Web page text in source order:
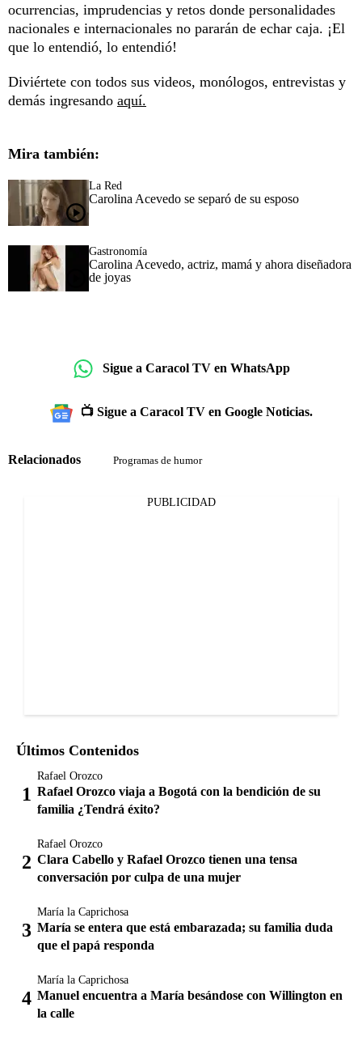
ocurrencias, imprudencias y retos donde personalidades
nacionales e internacionales no pararán de echar caja. ¡El
que lo entendió, lo entendió!
Diviértete con todos sus videos, monólogos, entrevistas y
demás ingresando aquí.
Mira también:
La Red
Carolina Acevedo se separó de su esposo
Gastronomía
Carolina Acevedo, actriz, mamá y ahora diseñadora
de joyas
Sigue a Caracol TV en WhatsApp
📺 Sigue a Caracol TV en Google Noticias.
Relacionados Programas de humor
PUBLICIDAD
Últimos Contenidos
Rafael Orozco
Rafael Orozco viaja a Bogotá con la bendición de su
familia ¿Tendrá éxito?
Rafael Orozco
Clara Cabello y Rafael Orozco tienen una tensa
conversación por culpa de una mujer
María la Caprichosa
María se entera que está embarazada; su familia duda
que el papá responda
María la Caprichosa
Manuel encuentra a María besándose con Willington en
la calle